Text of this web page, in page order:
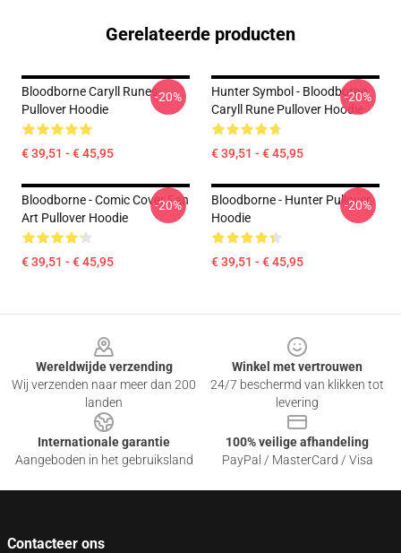
Gerelateerde producten
Bloodborne Caryll Runes
Pullover Hoodie
€ 39,51 - € 45,95
-20%
Hunter Symbol - Bloodborne
Caryll Rune Pullover Hoodie
€ 39,51 - € 45,95
-20%
Bloodborne - Comic Cover Fan
Art Pullover Hoodie
€ 39,51 - € 45,95
-20%
Bloodborne - Hunter Pullover
Hoodie
€ 39,51 - € 45,95
-20%
Wereldwijde verzending
Wij verzenden naar meer dan 200
landen
Winkel met vertrouwen
24/7 beschermd van klikken tot
levering
Internationale garantie
Aangeboden in het gebruiksland
100% veilige afhandeling
PayPal / MasterCard / Visa
Contacteer ons